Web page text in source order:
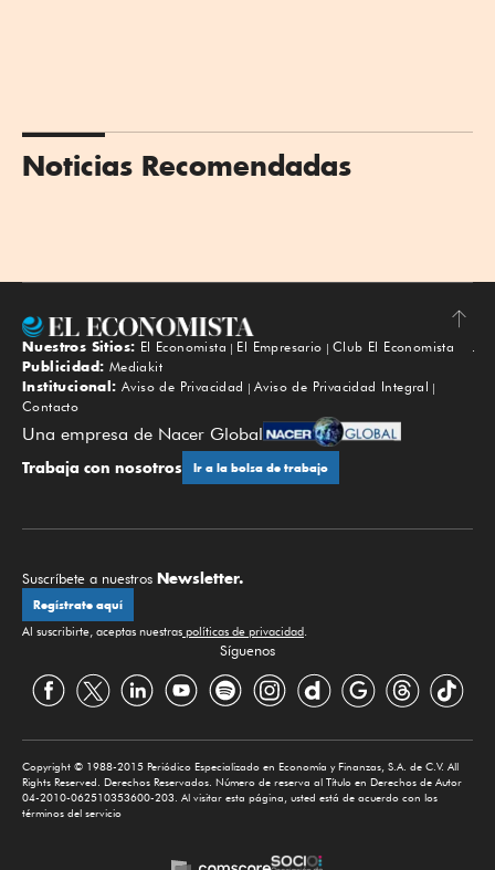
Noticias Recomendadas
Subir
Nuestros Sitios: El Economista El Empresario
Club El Economista
Publicidad: Mediakit
Institucional: Aviso de Privacidad
Aviso de Privacidad Integral
Contacto
Una empresa de Nacer Global
Trabaja con nosotros Ir a la bolsa de trabajo
Suscríbete a nuestros Newsletter.
Regístrate aquí
Al suscribirte, aceptas nuestras políticas de privacidad.
Síguenos
Copyright © 1988-2015 Periódico Especializado en Economía y Finanzas, S.A. de C.V. All
Rights Reserved. Derechos Reservados. Número de reserva al Título en Derechos de Autor
04-2010-062510353600-203. Al visitar esta página, usted está de acuerdo con los
términos del servicio